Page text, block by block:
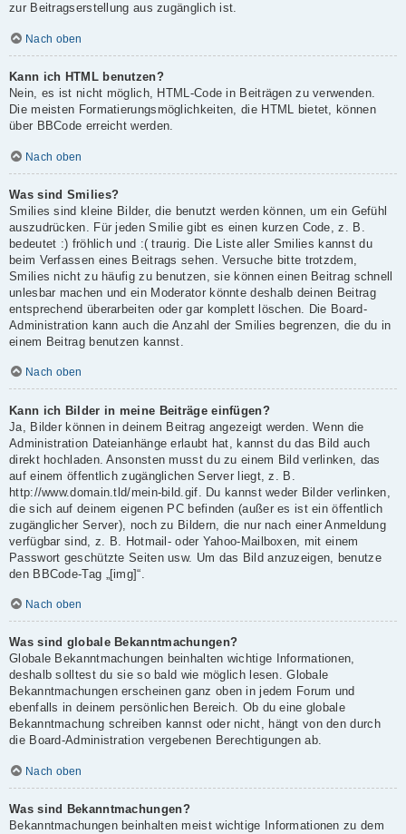
zur Beitragserstellung aus zugänglich ist.
Nach oben
Kann ich HTML benutzen?
Nein, es ist nicht möglich, HTML-Code in Beiträgen zu verwenden.
Die meisten Formatierungsmöglichkeiten, die HTML bietet, können
über BBCode erreicht werden.
Nach oben
Was sind Smilies?
Smilies sind kleine Bilder, die benutzt werden können, um ein Gefühl
auszudrücken. Für jeden Smilie gibt es einen kurzen Code, z. B.
bedeutet :) fröhlich und :( traurig. Die Liste aller Smilies kannst du
beim Verfassen eines Beitrags sehen. Versuche bitte trotzdem,
Smilies nicht zu häufig zu benutzen, sie können einen Beitrag schnell
unlesbar machen und ein Moderator könnte deshalb deinen Beitrag
entsprechend überarbeiten oder gar komplett löschen. Die Board-
Administration kann auch die Anzahl der Smilies begrenzen, die du in
einem Beitrag benutzen kannst.
Nach oben
Kann ich Bilder in meine Beiträge einfügen?
Ja, Bilder können in deinem Beitrag angezeigt werden. Wenn die
Administration Dateianhänge erlaubt hat, kannst du das Bild auch
direkt hochladen. Ansonsten musst du zu einem Bild verlinken, das
auf einem öffentlich zugänglichen Server liegt, z. B.
http://www.domain.tld/mein-bild.gif. Du kannst weder Bilder verlinken,
die sich auf deinem eigenen PC befinden (außer es ist ein öffentlich
zugänglicher Server), noch zu Bildern, die nur nach einer Anmeldung
verfügbar sind, z. B. Hotmail- oder Yahoo-Mailboxen, mit einem
Passwort geschützte Seiten usw. Um das Bild anzuzeigen, benutze
den BBCode-Tag „[img]“.
Nach oben
Was sind globale Bekanntmachungen?
Globale Bekanntmachungen beinhalten wichtige Informationen,
deshalb solltest du sie so bald wie möglich lesen. Globale
Bekanntmachungen erscheinen ganz oben in jedem Forum und
ebenfalls in deinem persönlichen Bereich. Ob du eine globale
Bekanntmachung schreiben kannst oder nicht, hängt von den durch
die Board-Administration vergebenen Berechtigungen ab.
Nach oben
Was sind Bekanntmachungen?
Bekanntmachungen beinhalten meist wichtige Informationen zu dem